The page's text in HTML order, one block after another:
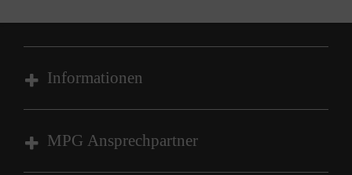
Informationen
Impressum
MPG Ansprechpartner